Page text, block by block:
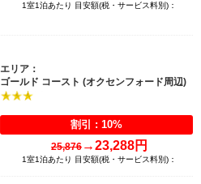
1室1泊あたり 目安額(税・サービス料別)：
エリア：
ゴールド コースト (オクセンフォード周辺)
割引 : 10%
25,876→23,288円
1室1泊あたり 目安額(税・サービス料別)：